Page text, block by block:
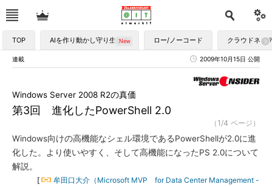
TOP AIを作り動かし守り生かす ロー/ノーコード クラウドネイ
連載 2009年10月15日 公開
第3回 進化したPowerShell 2.0
Windows Server 2008 R2の真価
（1/4 ページ）
Windows向けの高機能なシェル環境であるPowerShellが2.0に進
化した。より使いやすく、そして高機能になったPS 2.0について
解説。
[
牟田口大介（Microsoft MVP for Data Center Management -